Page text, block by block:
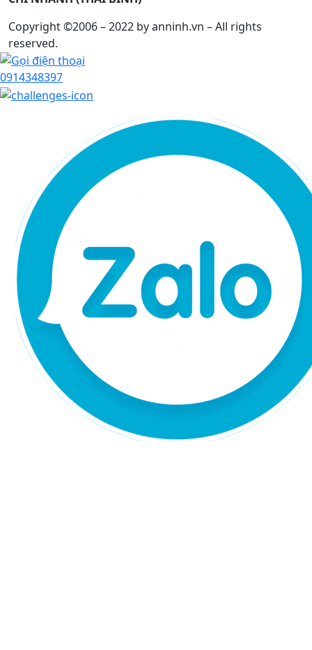
Copyright ©2006 – 2022 by anninh.vn – All rights
reserved.
0914348397